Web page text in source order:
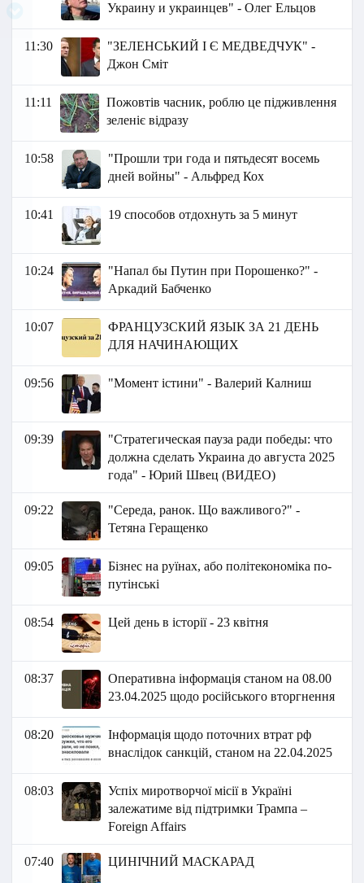
Украину и украинцев" - Олег Ельцов
11:30
"ЗЕЛЕНСЬКИЙ І Є МЕДВЕДЧУК" -
Джон Сміт
11:11
Пожовтів часник, роблю це підживлення
зеленіє відразу
10:58
"Прошли три года и пятьдесят восемь
дней войны" - Альфред Кох
10:41 19 способов отдохнуть за 5 минут
10:24
"Напал бы Путин при Порошенко?" -
Аркадий Бабченко
10:07
ФРАНЦУЗСКИЙ ЯЗЫК ЗА 21 ДЕНЬ
ДЛЯ НАЧИНАЮЩИХ
09:56 "Момент істини" - Валерий Калниш
09:39
"Стратегическая пауза ради победы: что
должна сделать Украина до августа 2025
года" - Юрий Швец (ВИДЕО)
09:22
"Середа, ранок. Що важливого?" -
Тетяна Геращенко
09:05
Бізнес на руїнах, або політекономіка по-
путінські
08:54 Цей день в історії - 23 квітня
08:37
Оперативна інформація станом на 08.00
23.04.2025 щодо російського вторгнення
08:20
Інформація щодо поточних втрат рф
внаслідок санкцій, станом на 22.04.2025
08:03
Успіх миротворчої місії в Україні
залежатиме від підтримки Трампа –
Foreign Affairs
07:40 ЦИНІЧНИЙ МАСКАРАД